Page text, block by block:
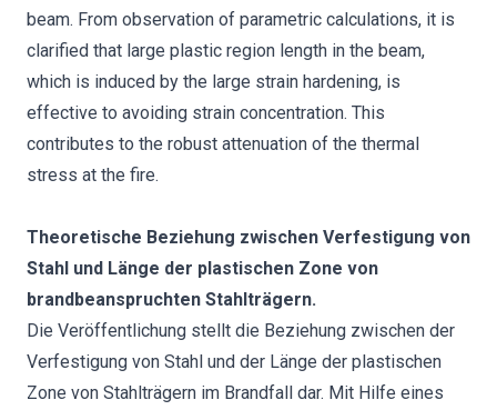
beam. From observation of parametric calculations, it is
clarified that large plastic region length in the beam,
which is induced by the large strain hardening, is
effective to avoiding strain concentration. This
contributes to the robust attenuation of the thermal
stress at the fire.
Theoretische Beziehung zwischen Verfestigung von
Stahl und Länge der plastischen Zone von
brandbeanspruchten Stahlträgern.
Die Veröffentlichung stellt die Beziehung zwischen der
Verfestigung von Stahl und der Länge der plastischen
Zone von Stahlträgern im Brandfall dar. Mit Hilfe eines